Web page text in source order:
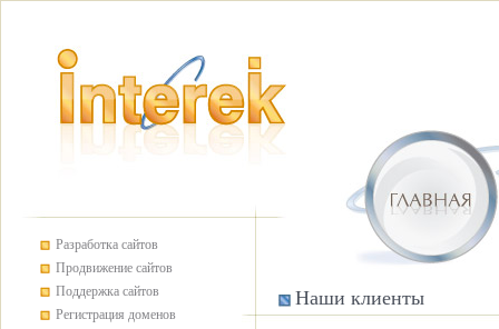
Разработка сайтов
Продвижение сайтов
Поддержка сайтов
Регистрация доменов
Наши клиенты